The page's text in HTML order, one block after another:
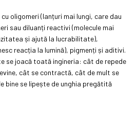
oligomeri (lanțuri mai lungi, care dau
sau diluanți reactivi (molecule mai
și ajută la lucrabilitate),
reacția la lumină), pigmenți și aditivi.
se joacă toată ingineria: cât de repede
cât se contractă, cât de mult se
bine se lipește de unghia pregătită